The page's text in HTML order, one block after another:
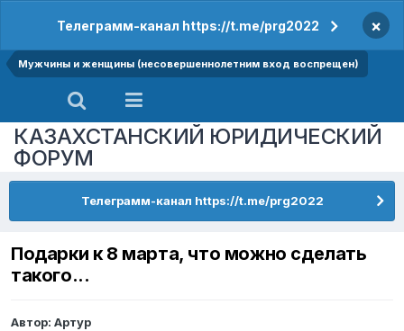
Телеграмм-канал https://t.me/prg2022 ×
Мужчины и женщины (несовершеннолетним вход воспрещен)
КАЗАХСТАНСКИЙ ЮРИДИЧЕСКИЙ
ФОРУМ
Телеграмм-канал https://t.me/prg2022
Подарки к 8 марта, что можно сделать
такого...
Автор: Артур